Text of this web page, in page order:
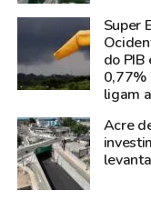
Super
do
0,77%
ligam
Acre